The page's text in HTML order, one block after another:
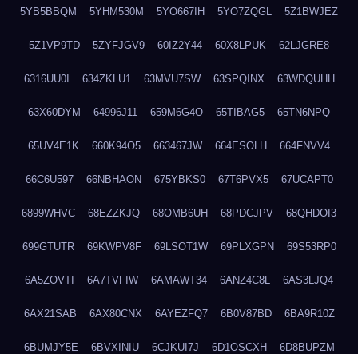
5YB5BBQM 5YHM530M 5YO667IH 5YO7ZQGL 5Z1BWJEZ
5Z1VP9TD 5ZYFJGV9 60IZ2Y44 60X8LPUK 62LJGRE8
6316UU0I 634ZKLU1 63MVU7SW 63SPQINX 63WDQUHH
63X60DYM 64996J11 659M6G4O 65TIBAG5 65TN6NPQ
65UV4E1K 660K94O5 663467JW 664ESOLH 664FNVV4
66C6U597 66NBHAON 675YBKS0 67T6PVX5 67UCAPT0
6899WHVC 68EZZKJQ 68OMB6UH 68PDCJPV 68QHDOI3
699GTUTR 69KWPV8F 69LSOT1W 69PLXGPN 69S53RP0
6A5ZOVTI 6A7TVFIW 6AMAWT34 6ANZ4C8L 6AS3LJQ4
6AX21SAB 6AX80CNX 6AYEZFQ7 6B0V87BD 6BA9R10Z
6BUMJY5E 6BVXINIU 6CJKUI7J 6D1OSCXH 6D8BUPZM